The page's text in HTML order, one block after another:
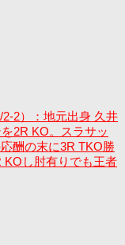
2）：地元出身 久井
2R KO。スラサッ
酬の末に3R TKO勝
KOし肘有りでも王者